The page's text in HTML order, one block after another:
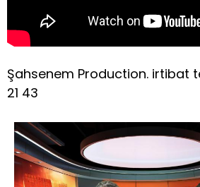
Şahsenem Production. irtibat
21 43